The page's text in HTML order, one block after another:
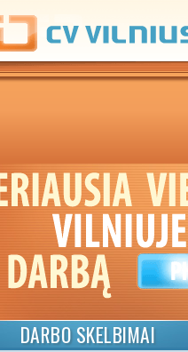
DARBO SKELBIMAI